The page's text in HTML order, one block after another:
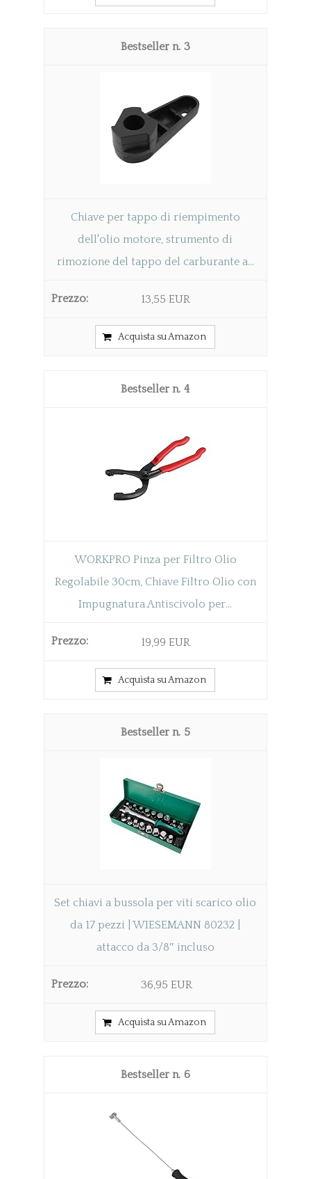
3
Chiave per tappo di riempimento
dell'olio motore, strumento di
rimozione del tappo del carburante a...
13,55 EUR
Acquista su Amazon
4
WORKPRO Pinza per Filtro Olio
Regolabile 30cm, Chiave Filtro Olio con
Impugnatura Antiscivolo per...
19,99 EUR
Acquista su Amazon
5
Set chiavi a bussola per viti scarico olio
da 17 pezzi | WIESEMANN 80232 |
attacco da 3/8″ incluso
36,95 EUR
Acquista su Amazon
6